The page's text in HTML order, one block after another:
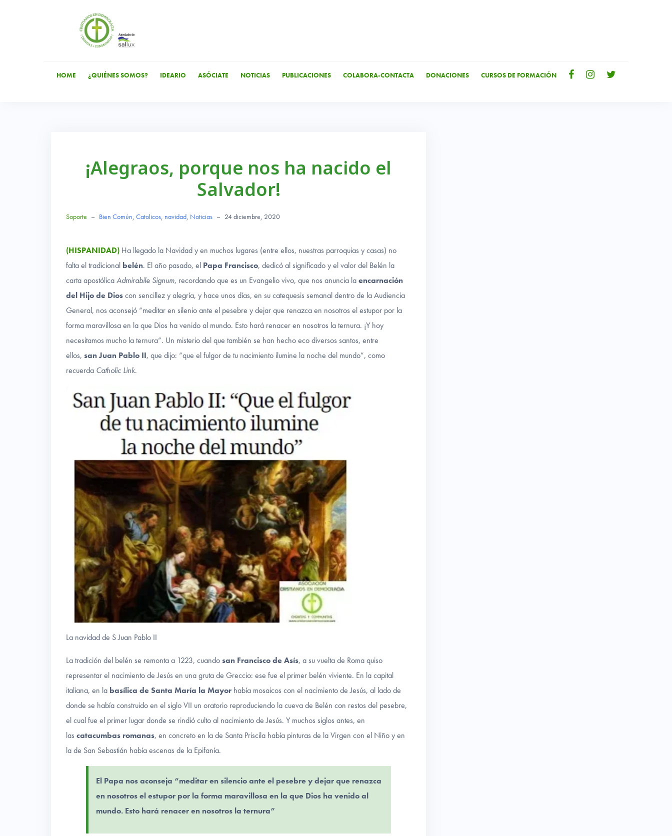
HOME ¿QUIÉNES SOMOS? IDEARIO ASÓCIATE NOTICIAS PUBLICACIONES COLABORA-CONTACTA DONACIONES CURSOS DE FORMACIÓN
¡Alegraos, porque nos ha nacido el
Salvador!
Soporte – Bien Común, Catolicos, navidad, Noticias – 24 diciembre, 2020
(HISPANIDAD) Ha llegado la Navidad y en muchos lugares (entre ellos, nuestras parroquias y casas) no
falta el tradicional belén. El año pasado, el Papa Francisco, dedicó al significado y el valor del Belén la
carta apostólicaAdmirabile Signum, recordando que es un Evangelio vivo, que nos anuncia laencarnación
del Hijo de Dioscon sencillez y alegría, y hace unos días, en su catequesis semanal dentro de la Audiencia
General, nos aconsejó “meditar en silenio ante el pesebre y dejar que renazca en nosotros el estupor por la
forma maravillosa en la que Dios ha venido al mundo. Esto hará renacer en nosotros la ternura. ¡Y hoy
necesitamos mucho la ternura”. Un misterio del que también se han hecho eco diversos santos, entre
ellos, san Juan Pablo II, que dijo: “que el fulgor de tu nacimiento ilumine la noche del mundo”, como
recuerda Catholic Link.
La navidad de S Juan Pablo II
La tradición del belén se remonta a 1223, cuandosan Francisco de Asís, a su vuelta de Roma quiso
representar el nacimiento de Jesús en una gruta de Greccio: ese fue el primer belén viviente. En la capital
italiana, en la basílica de Santa María la Mayor había mosaicos con el nacimiento de Jesús, al lado de
donde se había construido en el siglo VII un oratorio reproduciendo la cueva de Belén con restos del pesebre,
el cual fue el primer lugar donde se rindió culto al nacimiento de Jesús. Y muchos siglos antes, en
las catacumbas romanas, en concreto en la de Santa Priscila había pinturas de la Virgen con el Niño y en
la de San Sebastián había escenas de la Epifanía.
El Papa nos aconseja “meditar en silencio ante el pesebre y dejar que renazca
en nosotros el estupor por la forma maravillosa en la que Dios ha venido al
mundo. Esto hará renacer en nosotros la ternura”